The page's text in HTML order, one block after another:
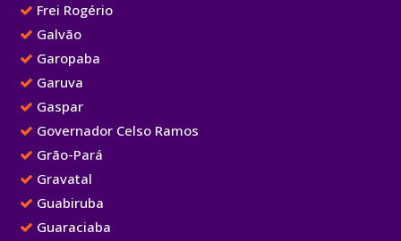
Frei Rogério
Galvão
Garopaba
Garuva
Gaspar
Governador Celso Ramos
Grão-Pará
Gravatal
Guabiruba
Guaraciaba